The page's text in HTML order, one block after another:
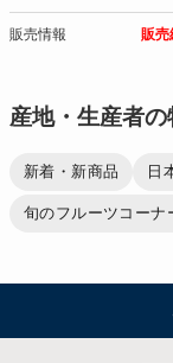
販売情報 販売
産地・生産者の
新着・新商品 日
旬のフルーツコーナ